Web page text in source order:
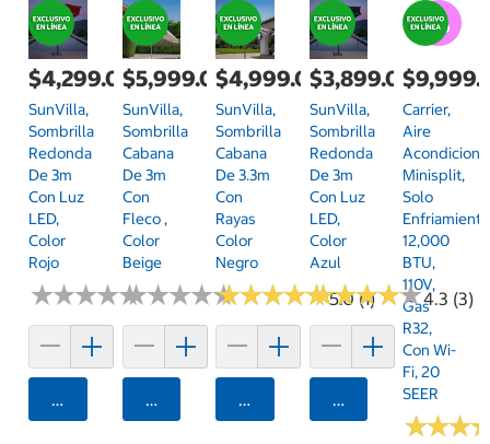
$4,299.00
SunVilla,
Sombrilla
Redonda
De 3m
Con Luz
LED,
Color
Rojo
★★★★★
★★★★★
Agregar
$5,999.00
SunVilla,
Sombrilla
Cabana
De 3m
Con
Fleco ,
Color
Beige
★★★★★
★★★★★
Agregar
$4,999.00
SunVilla,
Sombrilla
Cabana
De 3.3m
Con
Rayas
Color
Negro
★★★★★
★★★★★5.0 (1)
Agregar
$3,899.00
SunVilla,
Sombrilla
Redonda
De 3m
Con Luz
LED,
Color
Azul
★★★★★
★★★★★4.3 (3)
Agregar
Carrier,
Aire
Minisplit,
Solo
12,000
BTU,
110V,
Gas
R32,
Con Wi-
Fi, 20
SEER
★★★
★★★